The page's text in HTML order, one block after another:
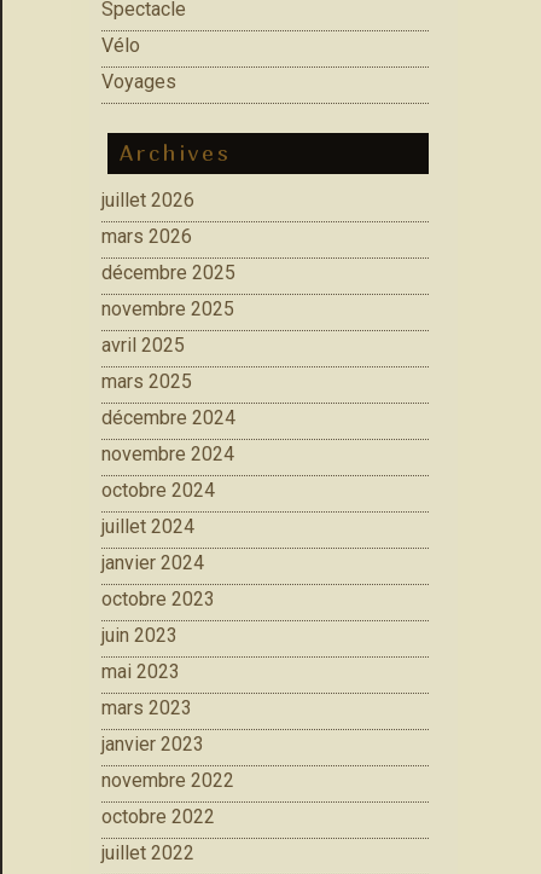
Spectacle
Vélo
Voyages
Archives
juillet 2026
mars 2026
décembre 2025
novembre 2025
avril 2025
mars 2025
décembre 2024
novembre 2024
octobre 2024
juillet 2024
janvier 2024
octobre 2023
juin 2023
mai 2023
mars 2023
janvier 2023
novembre 2022
octobre 2022
juillet 2022